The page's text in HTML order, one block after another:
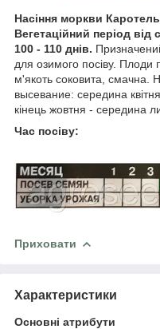
Насіння моркви Каротель
Вегетаційний період від
100 - 110 днів.
для озимого посіву. Плоди
м'якоть соковита, смачна.
высевание: середина
кінець жовтня - середина
Час посіву:
Приховати
Характеристики
Основні атрибути